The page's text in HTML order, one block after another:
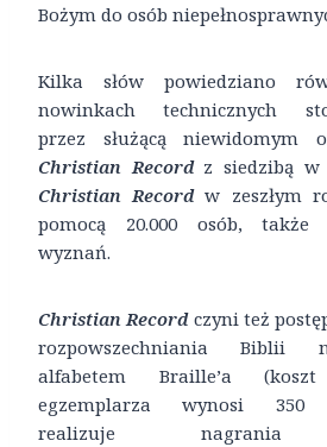
Bożym do osób
Kilka słów powiedziano
nowinkach technicznych
przez służącą niewidomym
Christian Record z siedzibą w
Christian Recordw zeszłym
pomocą 20.000 osób,
wyznań.
Christian Recordczyni też
rozpowszechniania Biblii
alfabetem Braille’a
egzemplarza wynosi 350
realizuje nagrania